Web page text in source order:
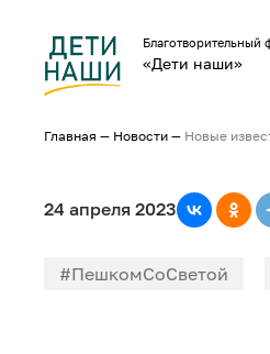
Благотворительный
«Дети наши»
Главная — Новости — Новые
24 апреля 2023
#ПешкомСоСветой